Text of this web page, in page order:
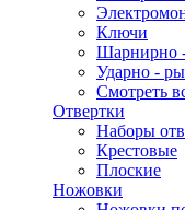
Ключи
Шарнирно
Ударно -
Смотреть
Отвертки
Наборы
Крестовые
Плоские
Ножовки